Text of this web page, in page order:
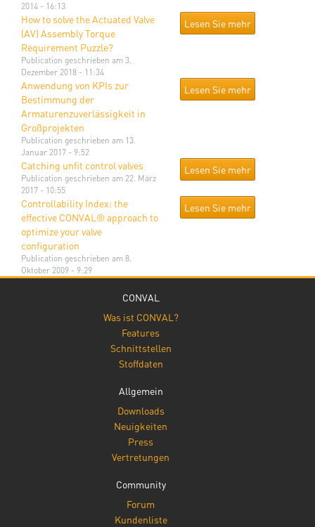
2014 - 16:13
How to solve the Actuated Valve
(AV) Assembly Torque
Requirement Puzzle?
Publication geschrieben am 3.
Dezember 2018 - 11:34
Lesen Sie mehr
Anwendung von KPIs zur
Bestimmung der
Armaturenzuverlässigkeit in
Großprojekten
Publication geschrieben am 13.
Januar 2017 - 9:52
Lesen Sie mehr
Catching unfit control valves
Publication geschrieben am 22. März
2017 - 10:55
Lesen Sie mehr
Controllability Index: the
effective CONVAL® approach to
optimize your valve
configuration
Publication geschrieben am 8.
Oktober 2009 - 9:29
Lesen Sie mehr
CONVAL
Was ist CONVAL?
Features
Schnittstellen
Stoffdaten
Allgemein
Downloads
Neuigkeiten
Press
Vertretungen
Community
Forum
Kundenliste